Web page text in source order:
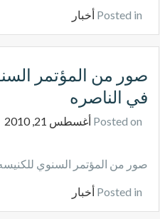
Posted in أخبار
صور من المؤتمر
في الناصره
Posted on أغسطس 21, 2010
صور من المؤتمر السنوي للكنيسه
Posted in أخبار